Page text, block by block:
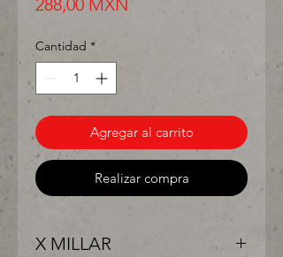
288,00 MXN
Cantidad *
Agregar al carrito
Realizar compra
X MILLAR